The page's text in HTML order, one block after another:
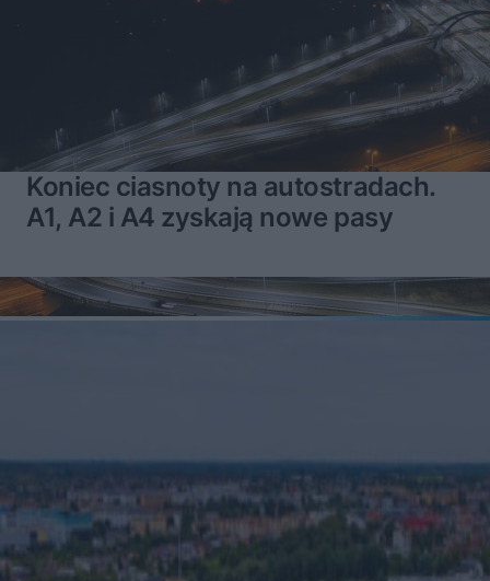
Koniec ciasnoty na autostradach.
A1, A2 i A4 zyskają nowe pasy